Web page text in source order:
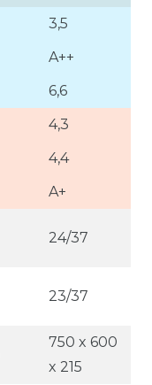
3,5
A++
6,6
4,3
4,4
A+
24/37
23/37
750 x 600
x 215